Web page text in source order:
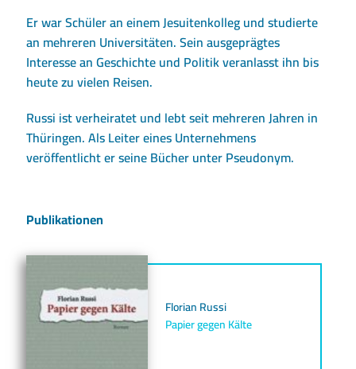
Er war Schüler an einem Jesuitenkolleg und studierte
an mehreren Universitäten. Sein ausgeprägtes
Interesse an Geschichte und Politik veranlasst ihn bis
heute zu vielen Reisen.
Russi ist verheiratet und lebt seit mehreren Jahren in
Thüringen. Als Leiter eines Unternehmens
veröffentlicht er seine Bücher unter Pseudonym.
Publikationen
Florian Russi
Papier gegen Kälte